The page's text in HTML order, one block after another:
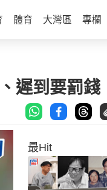
體育 大灣區 專欄
遲到要罰錢
最Hit